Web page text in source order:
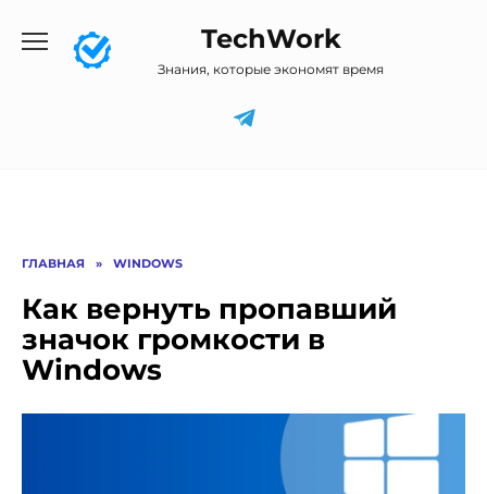
содержанию
TechWork
Знания, которые экономят время
ГЛАВНАЯ » WINDOWS
Как вернуть пропавший
значок громкости в
Windows